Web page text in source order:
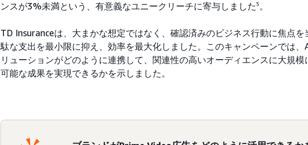
ンスが3%未満という、有意義なユニークリーチに寄与しました5 。
TD Insuranceは、大まかな想定ではなく、確認済みのビジネス行動に焦点
駄な支出を最小限に抑え、効率を最大化しました。このキャンペーンでは、
リューションがどのように連携して、関連性の高いオーディエンスに大規模
可能な成果を実現できるかを示しました。